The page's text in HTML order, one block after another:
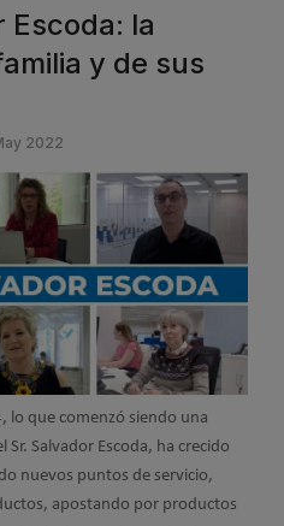
Escoda: la
y de sus
2022
lo que comenzó siendo una
Salvador Escoda, ha crecido
nuevos puntos de servicio,
apostando por productos